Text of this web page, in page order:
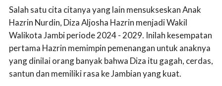
Salah satu cita citanya yang lain mensukseskan Anak
Hazrin Nurdin, Diza Aljosha Hazrin menjadi Wakil
Walikota Jambi periode 2024 - 2029. Inilah kesempatan
pertama Hazrin memimpin pemenangan untuk anaknya
yang dinilai orang banyak bahwa Diza itu gagah, cerdas,
santun dan memiliki rasa ke Jambian yang kuat.